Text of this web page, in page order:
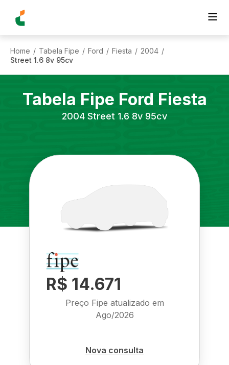
Home / Tabela Fipe / Ford / Fiesta / 2004 /
Street 1.6 8v 95cv
Tabela Fipe Ford Fiesta
2004 Street 1.6 8v 95cv
R$ 14.671
Preço Fipe atualizado em
Ago/2026
Nova consulta